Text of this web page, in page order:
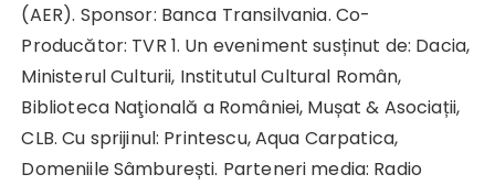
(AER). Sponsor: Banca Transilvania. Co-
Producător: TVR 1. Un eveniment susținut de: Dacia,
Ministerul Culturii, Institutul Cultural Român,
Biblioteca Naţională a României, Mușat & Asociații,
CLB. Cu sprijinul: Printescu, Aqua Carpatica,
Domeniile Sâmburești. Parteneri media: Radio